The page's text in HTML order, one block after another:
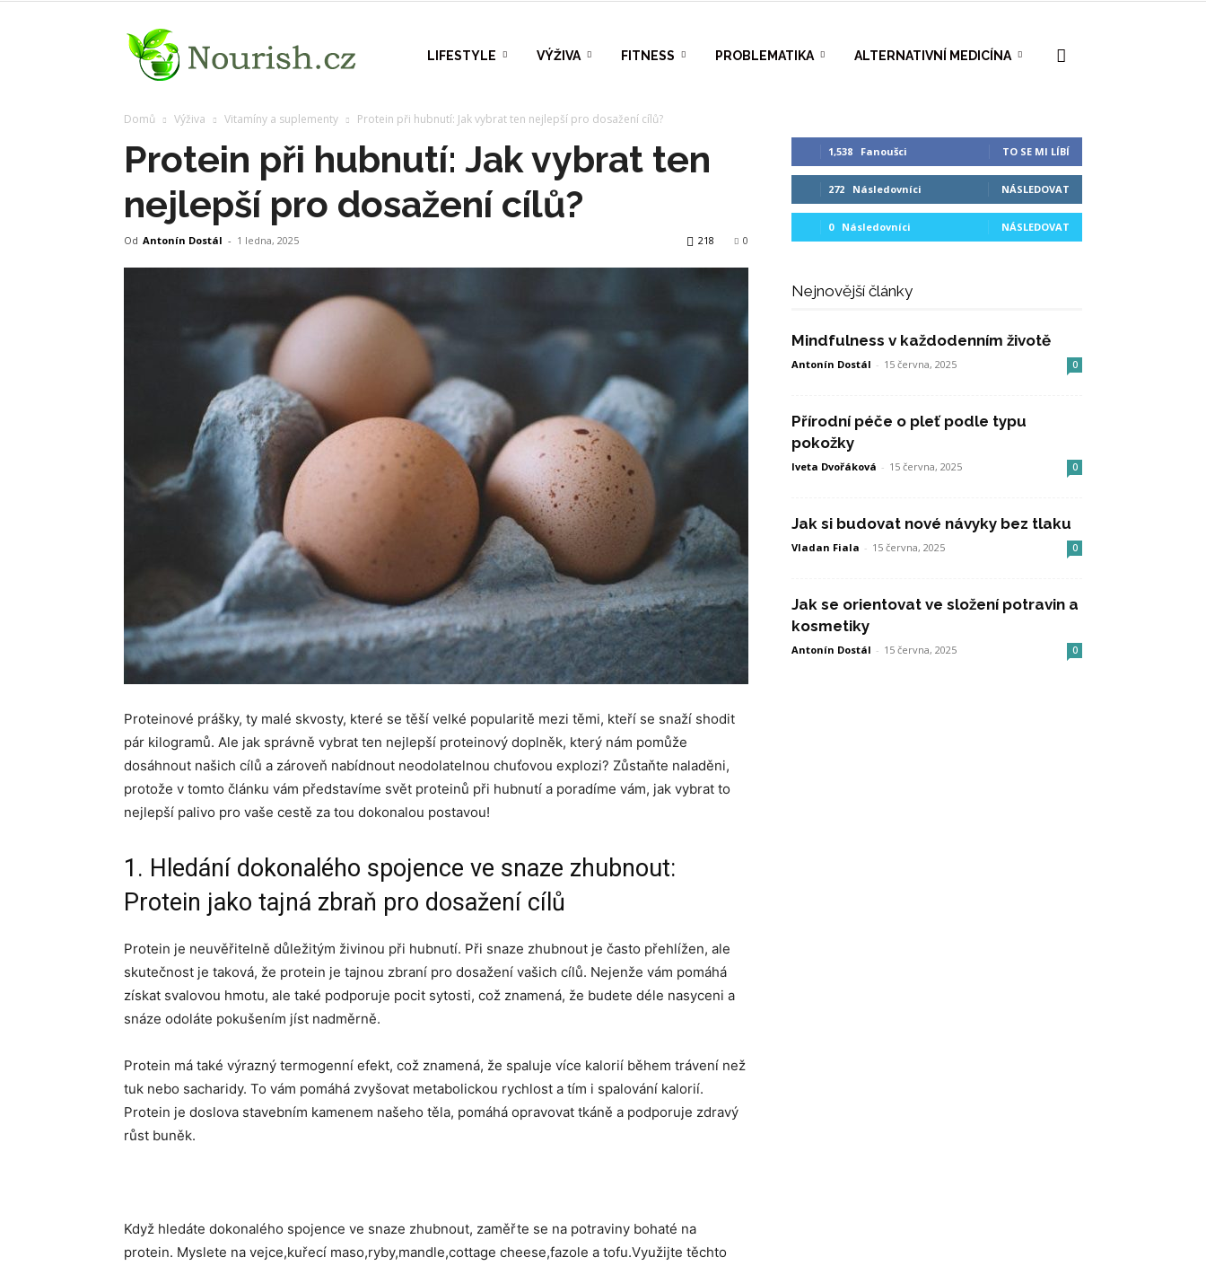
LIFESTYLE VÝŽIVA FITNESS PROBLEMATIKA ALTERNATIVNÍ MEDICÍNA
Domů Výživa Vitamíny a suplementy Protein při hubnutí: Jak vybrat ten nejlepší pro dosažení cílů?
Protein při hubnutí: Jak vybrat ten
nejlepší pro dosažení cílů?
Od Antonín Dostál - 1 ledna, 2025 0
218
Proteinové prášky, ty malé skvosty, které se těší velké popularitě mezi těmi, kteří se snaží shodit
pár kilogramů. Ale jak správně vybrat ten nejlepší proteinový doplněk, který nám pomůže
dosáhnout našich cílů a zároveň nabídnout neodolatelnou chuťovou explozi? Zůstaňte naladěni,
protože v tomto článku vám představíme svět proteinů při hubnutí a poradíme vám, jak vybrat to
nejlepší palivo pro vaše cestě za tou dokonalou postavou!
1. Hledání dokonalého spojence ve snaze zhubnout:
Protein jako tajná zbraň pro dosažení cílů
Protein je neuvěřitelně důležitým živinou při hubnutí. Při snaze zhubnout je často přehlížen, ale
skutečnost je taková, že protein je tajnou zbraní pro dosažení vašich cílů. Nejenže vám pomáhá
získat svalovou hmotu, ale také podporuje pocit sytosti, což znamená, že budete déle nasyceni a
snáze odoláte pokušením jíst nadměrně.
Protein má také výrazný termogenní efekt, což znamená, že spaluje více kalorií během trávení než
tuk nebo sacharidy. To vám pomáhá zvyšovat metabolickou rychlost a tím i spalování kalorií.
Protein je doslova stavebním kamenem našeho těla, pomáhá opravovat tkáně a podporuje zdravý
růst buněk.
Když hledáte dokonalého spojence ve snaze zhubnout, zaměřte se na potraviny bohaté na
protein. Myslete na vejce,kuřecí maso,ryby,mandle,cottage cheese,fazole a tofu.Využijte těchto
1,538 Fanoušci TO SE MI LÍBÍ
272 Následovníci NÁSLEDOVAT
0 Následovníci NÁSLEDOVAT
Nejnovější články
Mindfulness v každodenním životě
Antonín Dostál - 15 června, 2025 0
Přírodní péče o pleť podle typu
pokožky
Iveta Dvořáková - 15 června, 2025 0
Jak si budovat nové návyky bez tlaku
Vladan Fiala - 15 června, 2025 0
Jak se orientovat ve složení potravin a
kosmetiky
Antonín Dostál - 15 června, 2025 0